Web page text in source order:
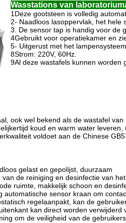
Wasstations van
1Deze gootsteen is volledig
2- Naadloos lasoppervlak, het hele
3. De sensor tap is handig voor de
4Gebruikt voor operatiekamer en
5- Uitgerust met het
8Strom: 220V, 60Hz.
9Al deze wastafels kunnen worden
ook wel bekend als de wastafel
koud en warm water
voldoet aan de Chinese
gelast en gepolijst, duurzaam
de reiniging en desinfectie van
ruimte, makkelijk schoon en
automatische sensor kraan om
regelaanpakt, kan de
kan direct worden verwijderd
om de veiligheid van de